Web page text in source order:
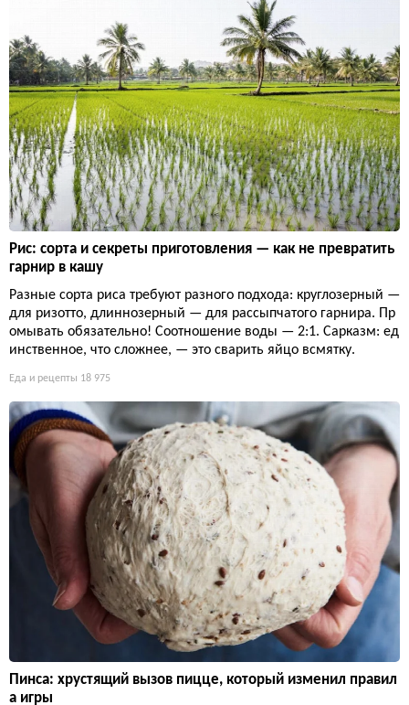
Рис: сорта и секреты приготовления — как не превратить
гарнир в кашу
Разные сорта риса требуют разного подхода: круглозерный —
для ризотто, длиннозерный — для рассыпчатого гарнира. Пр
омывать обязательно! Соотношение воды — 2:1. Сарказм: ед
инственное, что сложнее, — это сварить яйцо всмятку.
Еда и рецепты 18 975
Пинса: хрустящий вызов пицце, который изменил правил
а игры